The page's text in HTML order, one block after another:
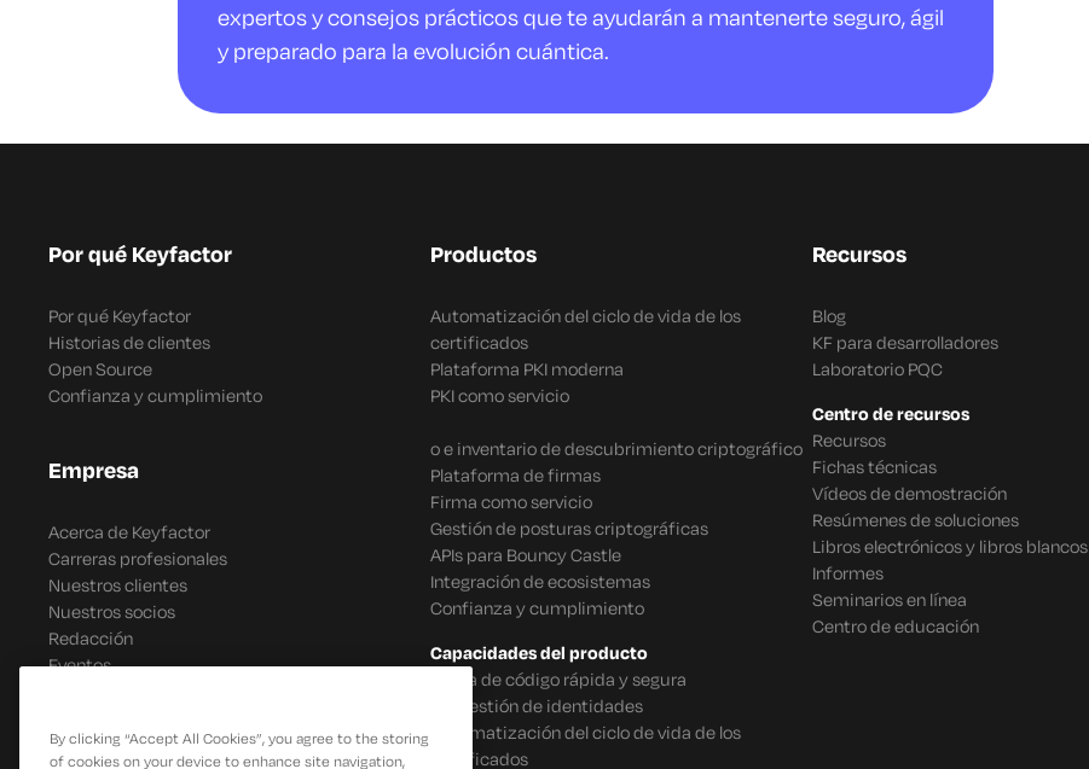
expertos y consejos prácticos que te ayudarán a mantenerte seguro, ágil
y preparado para la evolución cuántica.
Por qué Keyfactor
Por qué Keyfactor
Historias de clientes
Open Source
Confianza y cumplimiento
Empresa
Acerca de Keyfactor
Carreras profesionales
Nuestros clientes
Nuestros socios
Redacción
Eventos
Productos
Automatización del ciclo de vida de los
certificados
Plataforma PKI moderna
PKI como servicio
o e inventario de descubrimiento criptográfico
Plataforma de firmas
Firma como servicio
Gestión de posturas criptográficas
APIs para Bouncy Castle
Integración de ecosistemas
Confianza y cumplimiento
Capacidades del producto
Firma de código rápida y segura
IoT Gestión de identidades
Automatización del ciclo de vida de los
certificados
Recursos
Blog
KF para desarrolladores
Laboratorio PQC
Centro de recursos
Recursos
Fichas técnicas
Vídeos de demostración
Resúmenes de soluciones
Libros electrónicos y libros blancos
Informes
Seminarios en línea
Centro de educación
By clicking “Accept All Cookies”, you agree to the storing
of cookies on your device to enhance site navigation,